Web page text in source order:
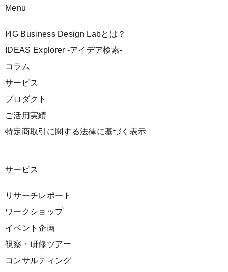
Menu
I4G Business Design Labとは？
IDEAS Explorer -アイデア検索-
コラム
サービス
プロダクト
ご活用実績
特定商取引に関する法律に基づく表示
サービス
リサーチレポート
ワークショップ
イベント企画
視察・研修ツアー
コンサルティング